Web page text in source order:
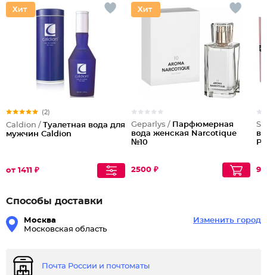
(2)
Caldion / Туалетная вода для
мужчин Caldion
от 1411 ₽
Geparlys / Парфюмерная
вода женская Narcotique
№10
2500 ₽
Способы доставки
Москва
Московская область
Изменить город
Почта России и почтоматы